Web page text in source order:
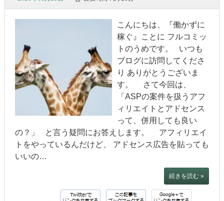
こんにちは、『働かずに
稼ぐ』ことに フルコミッ
トのうめです。 いつも
ブログに訪問してくださ
り ありがとうございま
す。 さて今回は、
「ASPの案件を扱うアフ
ィリエイトとアドセンス
って、併用しても良い
の？」 と言う疑問にお答えします。 アフィリエイ
トをやっているんだけど、 アドセンス広告を貼っても
いいの…
続きを読む »